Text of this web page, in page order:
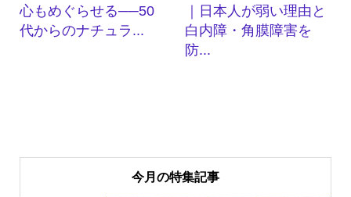
心もめぐらせる──50
代からのナチュラ...
｜日本人が弱い理由と
白内障・角膜障害を
防...
今月の特集記事